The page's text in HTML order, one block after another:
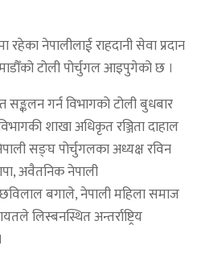
नेपालीलाई राहदानी सेवा प्रदान
टोली पोर्चुगल आइपुगेको छ ।
सङ्कलन गर्न विभागको टोली बुधबार
शाखा अधिकृत रञ्जिता दाहाल
सङ्घ पोर्चुगलका अध्यक्ष रविन
अवैतनिक नेपाली
छविलाल बगाले, नेपाली महिला समाज
लिस्बनस्थित अन्तर्राष्ट्रिय